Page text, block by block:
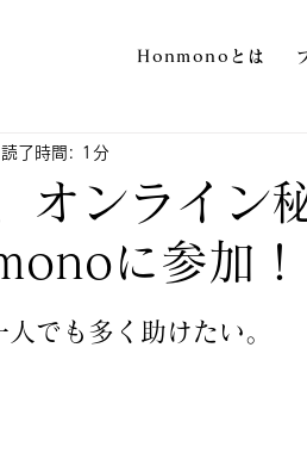
Honmonoとは
オンライ
に参加！
読了時間: 1分
でも多く助けたい。